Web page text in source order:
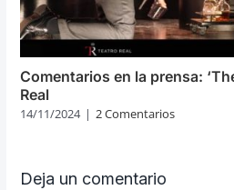
Comentarios en la prensa:
Real
14/11/2024 | 2 Comentarios
Deja un comentario